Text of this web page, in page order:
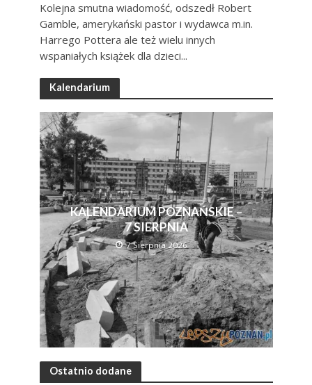
Kolejna smutna wiadomość, odszedł Robert
Gamble, amerykański pastor i wydawca m.in.
Harrego Pottera ale też wielu innych
wspaniałych książek dla dzieci...
Kalendarium
KALENDARIUM POZNAŃSKIE –
7 SIERPNIA
7 Sierpnia 2026
Ostatnio dodane